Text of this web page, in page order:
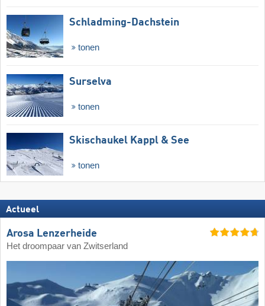
Schladming-Dachstein
tonen
Surselva
tonen
Skischaukel Kappl & See
tonen
Actueel
Arosa Lenzerheide
Het droompaar van Zwitserland